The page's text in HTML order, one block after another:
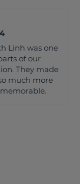
Linh was one
of our
They made
much more